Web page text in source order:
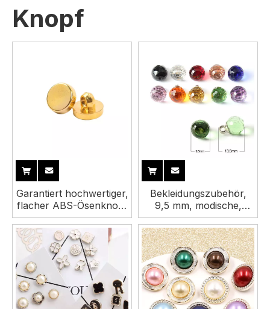
Knopf
Garantiert hochwertiger,
flacher ABS-Ösenknopf
mit ausgefallenem
Schaft und Loch
Bekleidungszubehör,
9,5 mm, modische,
ausgefallene Nähen,
bunte Metall-
Glasknöpfe für Hemden